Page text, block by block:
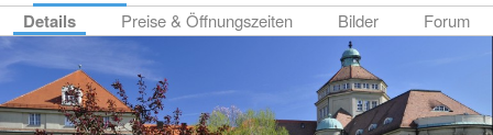
Details Preise & Öffnungszeiten Bilder Forum